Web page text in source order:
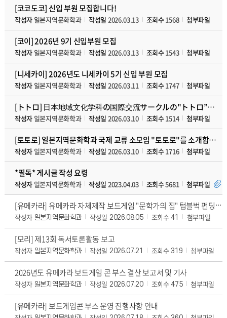
[코코도코] 신입 부원 모집합니다!
작성자 일본지역문화학과 작성일 2026.03.13 조회수1568 첨부파일
[코이] 2026년 9기 신입부원 모집
작성자 일본지역문화학과 작성일 2026.03.13 조회수1543 첨부파일
[니세카이] 2026년도 니세카이 5기 신입 부원 모집
작성자 일본지역문화학과 작성일 2026.03.11 조회수1747 첨부파일
[トトロ] 日本地域文化学科の国際交流サークルの"トトロ”を紹介します！
작성자 일본지역문화학과 작성일 2026.03.10 조회수1514 첨부파일
[토토로] 일본지역문화학과 국제 교류 소모임 "토토로"를 소개합니다!
작성자 일본지역문화학과 작성일 2026.03.10 조회수1716 첨부파일
*필독* 게시글 작성 요령
작성자 일본지역문화학과 작성일 2023.04.03 조회수5681 첨부파일
[유메카라] 유메카라 자체제작 보드게임 "문학가의 집" 텀블벅 펀딩 안내
작성자 일본지역문화학과 작성일 2026.08.05 조회수 41 첨부파일
[모리] 제13회 독서토론활동 보고
작성자 일본지역문화학과 작성일 2026.07.21 조회수 319 첨부파일
2026년도 유메카라 보드게임 콘 부스 결산 보고서 및 기사
작성자 일본지역문화학과 작성일 2026.07.20 조회수 475 첨부파일
[유메카라] 보드게임콘 부스 운영 진행사항 안내